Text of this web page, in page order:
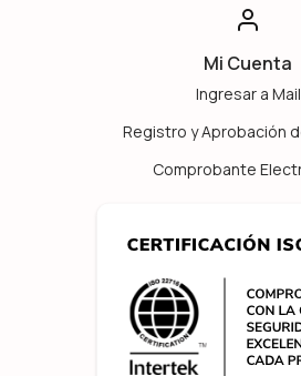
Mi Cuenta
Ingresar a Mail
Registro y Aprobación
Comprobante